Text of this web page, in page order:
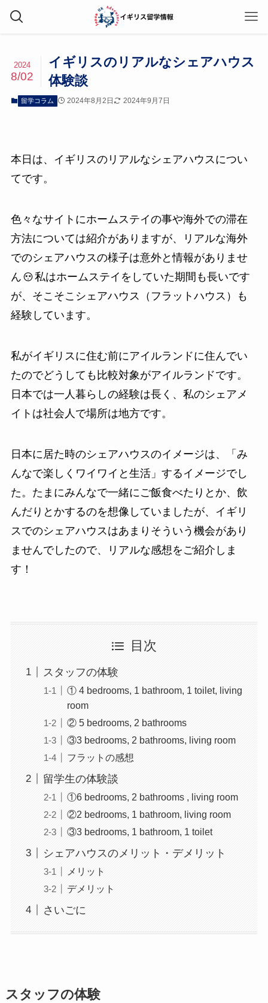
イギリスのリアルなシェアハウス
体験談
2024
8/02
留学コラム 2024年8月2日 2024年9月7日
本日は、イギリスのリアルなシェアハウスについ
てです。
色々なサイトにホームステイの事や海外での滞在
方法については紹介がありますが、リアルな海外
でのシェアハウスの様子は意外と情報がありませ
ん
私はホームステイをしていた期間も長いです
が、そこそこシェアハウス（フラットハウス）も
経験しています。
私がイギリスに住む前にアイルランドに住んでい
たのでどうしても比較対象がアイルランドです。
日本では一人暮らしの経験は長く、私のシェアメ
イトは社会人で場所は地方です。
日本に居た時のシェアハウスのイメージは、「み
んなで楽しくワイワイと生活」するイメージでし
た。たまにみんなで一緒にご飯食べたりとか、飲
んだりとかするのを想像していましたが、イギリ
スでのシェアハウスはあまりそういう機会があり
ませんでしたので、リアルな感想をご紹介しま
す！
目次
スタッフの体験
① 4 bedrooms, 1 bathroom, 1 toilet, living
room
② 5 bedrooms, 2 bathrooms
③3 bedrooms, 2 bathrooms, living room
フラットの感想
留学生の体験談
①6 bedrooms, 2 bathrooms , living room
②2 bedrooms, 1 bathroom, living room
③3 bedrooms, 1 bathroom, 1 toilet
シェアハウスのメリット・デメリット
メリット
デメリット
さいごに
スタッフの体験